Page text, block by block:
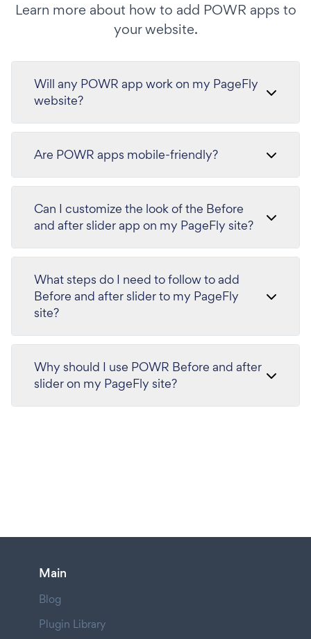
Learn more about how to add POWR apps to
your website.
Will any POWR app work on my PageFly
website?
Are POWR apps mobile-friendly?
Can I customize the look of the Before
and after slider app on my PageFly site?
What steps do I need to follow to add
Before and after slider to my PageFly
site?
Why should I use POWR Before and after
slider on my PageFly site?
Main
Blog
Plugin Library